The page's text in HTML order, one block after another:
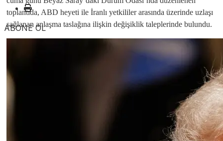
ABONE OL
toplantıda, ABD heyeti ile İranlı yetkililer arasında üzerinde uzlaşı
sağlanan anlaşma taslağına ilişkin değişiklik taleplerinde bulundu.